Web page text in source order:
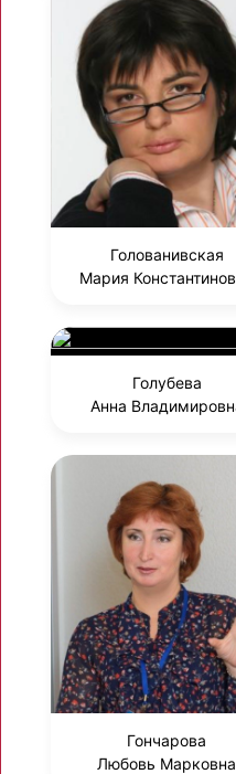
Голованивская
Мария
Голубева
Анна
Гончарова
Любовь Марковна